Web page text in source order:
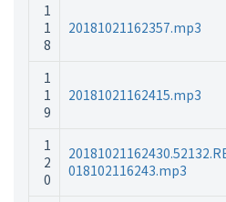
1
1
8
20181021162357.mp3
1
1
9
20181021162415.mp3
1
2
0
018102116243.mp3